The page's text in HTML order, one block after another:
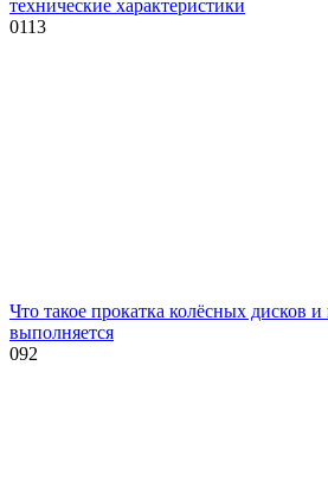
технические характеристики
0113
Что такое прокатка колёсных дисков
выполняется
092